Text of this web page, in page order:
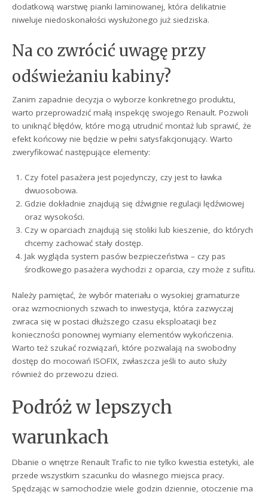
dodatkową warstwę pianki laminowanej, która delikatnie
niweluje niedoskonałości wysłużonego już siedziska.
Na co zwrócić uwagę przy
odświeżaniu kabiny?
Zanim zapadnie decyzja o wyborze konkretnego produktu,
warto przeprowadzić małą inspekcję swojego Renault. Pozwoli
to uniknąć błędów, które mogą utrudnić montaż lub sprawić, że
efekt końcowy nie będzie w pełni satysfakcjonujący. Warto
zweryfikować następujące elementy:
Czy fotel pasażera jest pojedynczy, czy jest to ławka
dwuosobowa.
Gdzie dokładnie znajdują się dźwignie regulacji lędźwiowej
oraz wysokości.
Czy w oparciach znajdują się stoliki lub kieszenie, do których
chcemy zachować stały dostęp.
Jak wygląda system pasów bezpieczeństwa – czy pas
środkowego pasażera wychodzi z oparcia, czy może z sufitu.
Należy pamiętać, że wybór materiału o wysokiej gramaturze
oraz wzmocnionych szwach to inwestycja, która zazwyczaj
zwraca się w postaci dłuższego czasu eksploatacji bez
konieczności ponownej wymiany elementów wykończenia.
Warto też szukać rozwiązań, które pozwalają na swobodny
dostęp do mocowań ISOFIX, zwłaszcza jeśli to auto służy
również do przewozu dzieci.
Podróż w lepszych
warunkach
Dbanie o wnętrze Renault Trafic to nie tylko kwestia estetyki, ale
przede wszystkim szacunku do własnego miejsca pracy.
Spędzając w samochodzie wiele godzin dziennie, otoczenie ma